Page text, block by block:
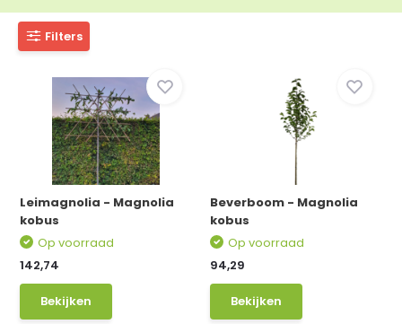
Filters
Leimagnolia - Magnolia
kobus
Op voorraad
142,74
Bekijken
Beverboom - Magnolia
kobus
Op voorraad
94,29
Bekijken